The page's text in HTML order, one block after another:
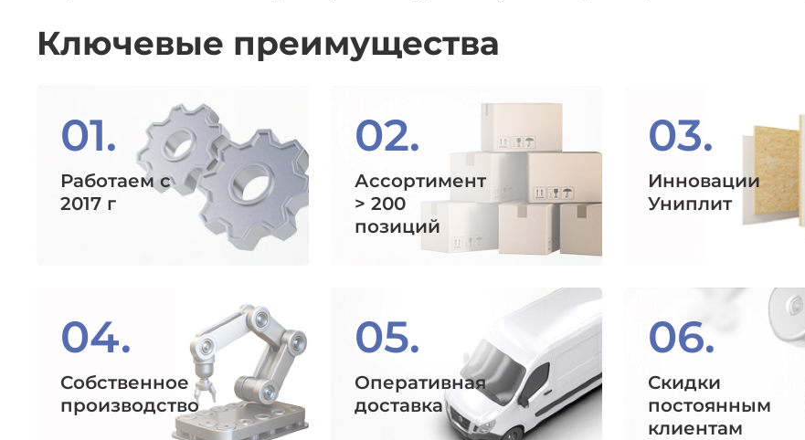
Ключевые преимущества
01.
Работаем с
2017 г
02.
Ассортимент
> 200
позиций
03.
Инновации
Униплит
04.
Собственное
производство
05.
Оперативная
доставка
06.
Скидки
постоянным
клиентам